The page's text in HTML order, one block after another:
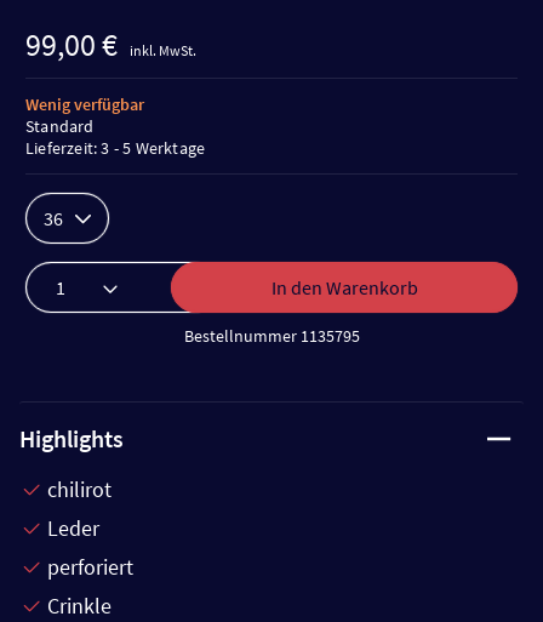
99,00 € inkl. MwSt.
36
In den Warenkorb
Bestellnummer 1135795
Wenig verfügbar
Standard
Lieferzeit: 3 - 5 Werktage
Highlights
chilirot
Leder
perforiert
Crinkle